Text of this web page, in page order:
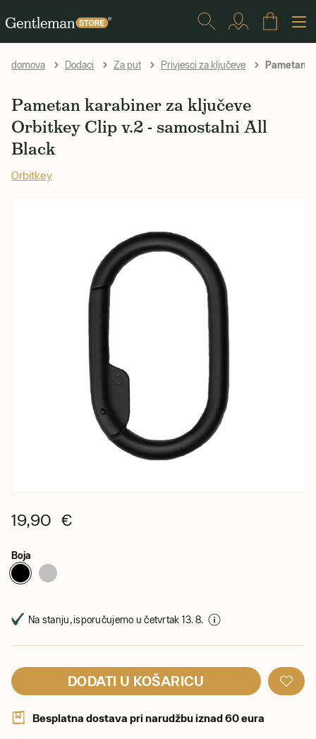
domova Dodaci Za put Privjesci za ključeve Pametan
Pametan karabiner za ključeve
Orbitkey Clip v.2 - samostalni All
Black
Orbitkey
19,90 €
Boja
Na stanju, isporučujemo u četvrtak 13. 8.
DODATI U KOŠARICU
Besplatna dostava pri narudžbu iznad 60 eura